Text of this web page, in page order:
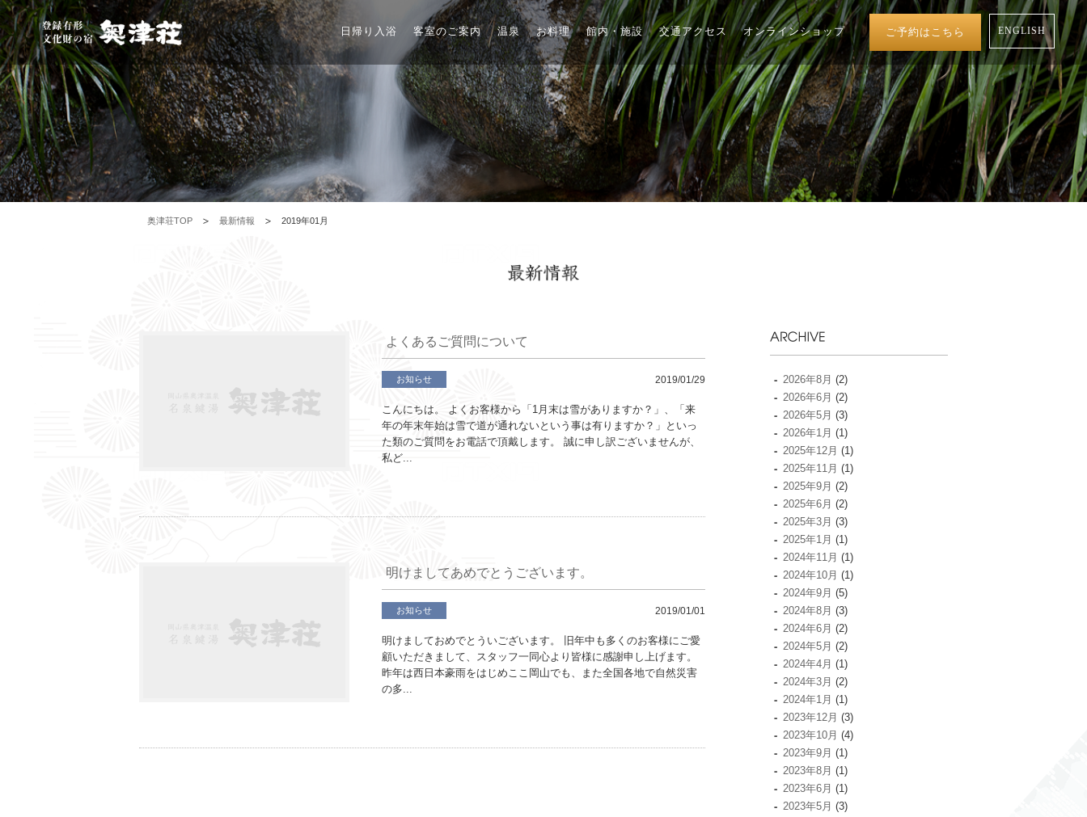
日帰り入浴 客室のご案内 温泉 お料理 館内・施設 交通アクセス オンラインショップ ご予約はこちら ENGLISH
奥津荘TOP 最新情報 2019年01月
よくあるご質問について
お知らせ 2019/01/29
こんにちは。 よくお客様から「1月末は雪がありますか？」、「来
年の年末年始は雪で道が通れないという事は有りますか？」といっ
た類のご質問をお電話で頂戴します。 誠に申し訳ございませんが、
私ど...
明けましてあめでとうございます。
お知らせ 2019/01/01
明けましておめでとういございます。 旧年中も多くのお客様にご愛
顧いただきまして、スタッフ一同心より皆様に感謝申し上げます。
昨年は西日本豪雨をはじめここ岡山でも、また全国各地で自然災害
の多...
2026年8月 (2)
2026年6月 (2)
2026年5月 (3)
2026年1月 (1)
2025年12月 (1)
2025年11月 (1)
2025年9月 (2)
2025年6月 (2)
2025年3月 (3)
2025年1月 (1)
2024年11月 (1)
2024年10月 (1)
2024年9月 (5)
2024年8月 (3)
2024年6月 (2)
2024年5月 (2)
2024年4月 (1)
2024年3月 (2)
2024年1月 (1)
2023年12月 (3)
2023年10月 (4)
2023年9月 (1)
2023年8月 (1)
2023年6月 (1)
2023年5月 (3)